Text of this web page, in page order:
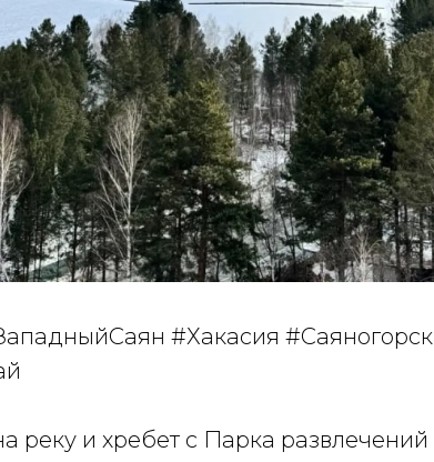
#Хакасия #Саяногорск
реку и хребет с Парка развлечений